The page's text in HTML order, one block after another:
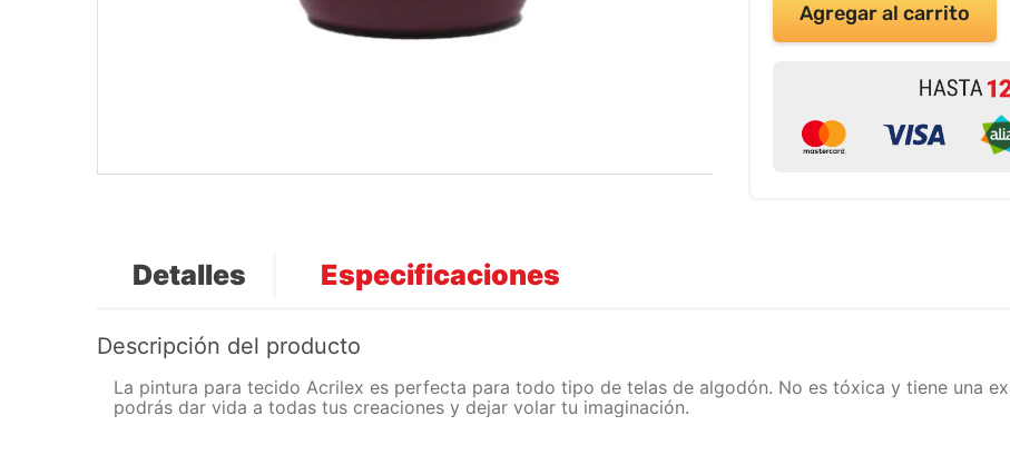
Agregar al carrito
Detalles Especificaciones
Descripción del producto
La pintura para tecido Acrilex es perfecta para todo tipo de telas de algodón. No es tóxica y tiene una
podrás dar vida a todas tus creaciones y dejar volar tu imaginación.